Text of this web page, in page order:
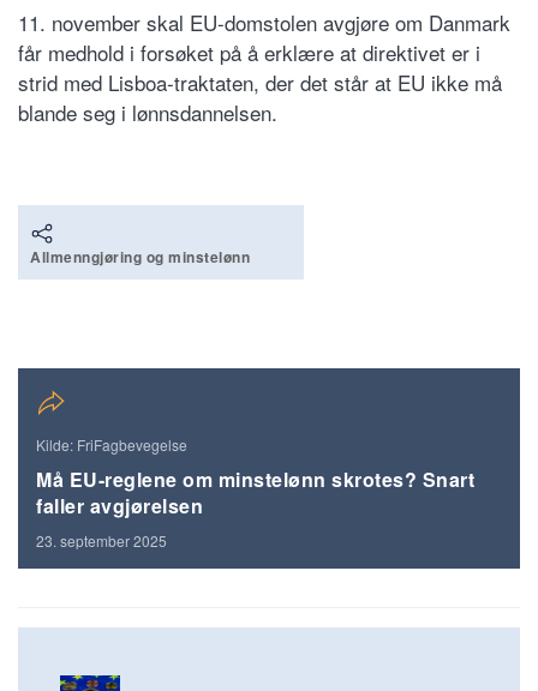
11. november skal EU-domstolen avgjøre om Danmark
får medhold i forsøket på å erklære at direktivet er i
strid med Lisboa-traktaten, der det står at EU ikke må
blande seg i lønnsdannelsen.
Allmenngjøring og minstelønn
Kilde: FriFagbevegelse
Må EU-reglene om minstelønn skrotes? Snart
faller avgjørelsen
23. september 2025